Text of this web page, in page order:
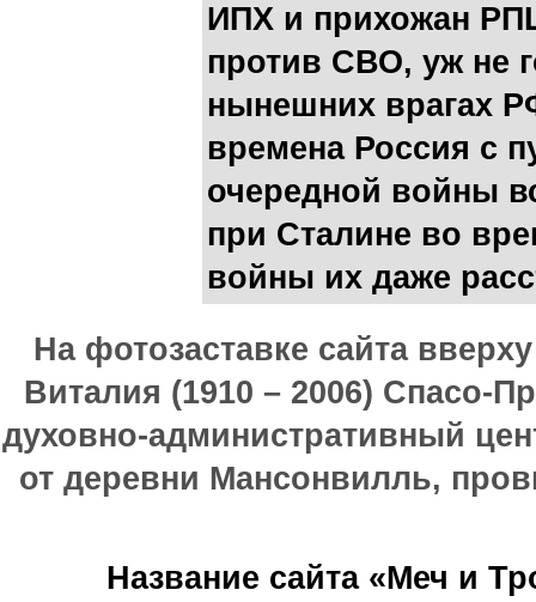
ИПХ и прихожан
против СВО, уж не
нынешних врагах
времена Россия с
очередной войны
при Сталине во
войны их даже
На фотозаставке сайта
Виталия (1910 – 2006) Спасо-
духовно-административный
от деревни Мансонвилль,
Название сайта «Меч и